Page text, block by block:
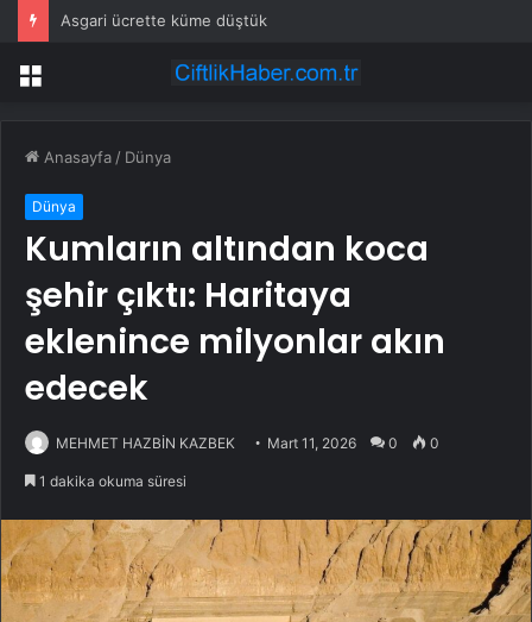
Asgari ücrette küme düştük
Menü
Anasayfa / Dünya
Dünya
Kumların altından koca
şehir çıktı: Haritaya
eklenince milyonlar akın
edecek
MEHMET HAZBİN KAZBEK Mart 11, 2026 0 0
1 dakika okuma süresi